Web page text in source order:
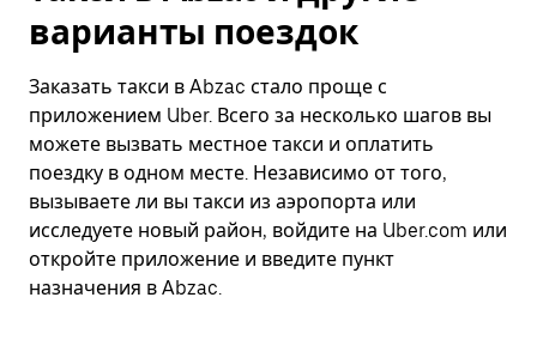
варианты поездок
Заказать такси в Abzac стало проще с
приложением Uber. Всего за несколько шагов вы
можете вызвать местное такси и оплатить
поездку в одном месте. Независимо от того,
вызываете ли вы такси из аэропорта или
исследуете новый район, войдите на Uber.com или
откройте приложение и введите пункт
назначения в Abzac.